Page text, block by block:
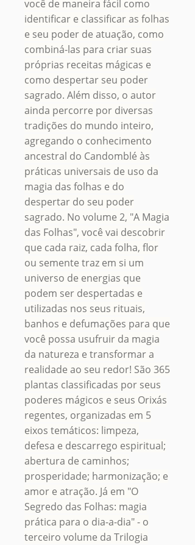
você de maneira fácil como
identificar e classificar as folhas
e seu poder de atuação, como
combiná-las para criar suas
próprias receitas mágicas e
como despertar seu poder
sagrado. Além disso, o autor
ainda percorre por diversas
tradições do mundo inteiro,
agregando o conhecimento
ancestral do Candomblé às
práticas universais de uso da
magia das folhas e do
despertar do seu poder
sagrado. No volume 2, "A Magia
das Folhas", você vai descobrir
que cada raiz, cada folha, flor
ou semente traz em si um
universo de energias que
podem ser despertadas e
utilizadas nos seus rituais,
banhos e defumações para que
você possa usufruir da magia
da natureza e transformar a
realidade ao seu redor! São 365
plantas classificadas por seus
poderes mágicos e seus Orixás
regentes, organizadas em 5
eixos temáticos: limpeza,
defesa e descarrego espiritual;
abertura de caminhos;
prosperidade; harmonização; e
amor e atração. Já em "O
Segredo das Folhas: magia
prática para o dia-a-dia" - o
terceiro volume da Trilogia